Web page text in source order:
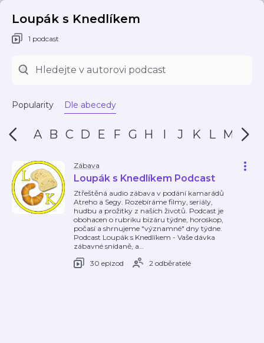
Loupák s Knedlíkem
1 podcast
Popularity Dle abecedy
A B C D E F G H I J K L M N
Zábava
Loupák s Knedlíkem Podcast
Ztřeštěná audio zábava v podání kamarádů
Atreho a Segy. Rozebíráme filmy, seriály,
hudbu a prožitky z našich životů. Podcast je
obohacen o rubriku bizáru týdne, horoskop,
počasí a shrnujeme "významné" dny týdne.
Podcast Loupák s Knedlíkem - Vaše dávka
zábavné snídaně, a…
30 epizod
2 odběratelé